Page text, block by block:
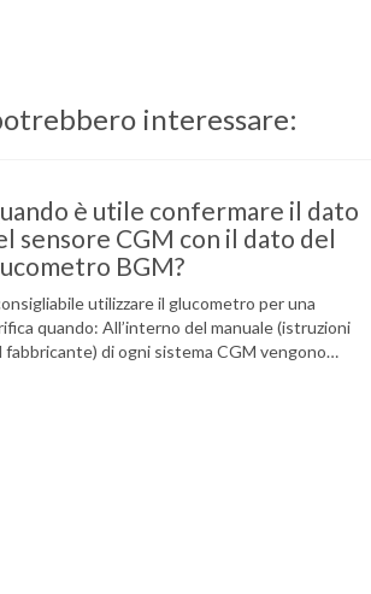
interessare:
è utile confermare il dato
sensore CGM con il dato del
BGM?
utilizzare il glucometro per una
quando: All’interno del manuale (istruzioni
fabbricante) di ogni sistema CGM vengono